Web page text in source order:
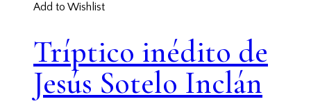
Add to Wishlist
Tríptico inédito de
Jesús Sotelo Inclán